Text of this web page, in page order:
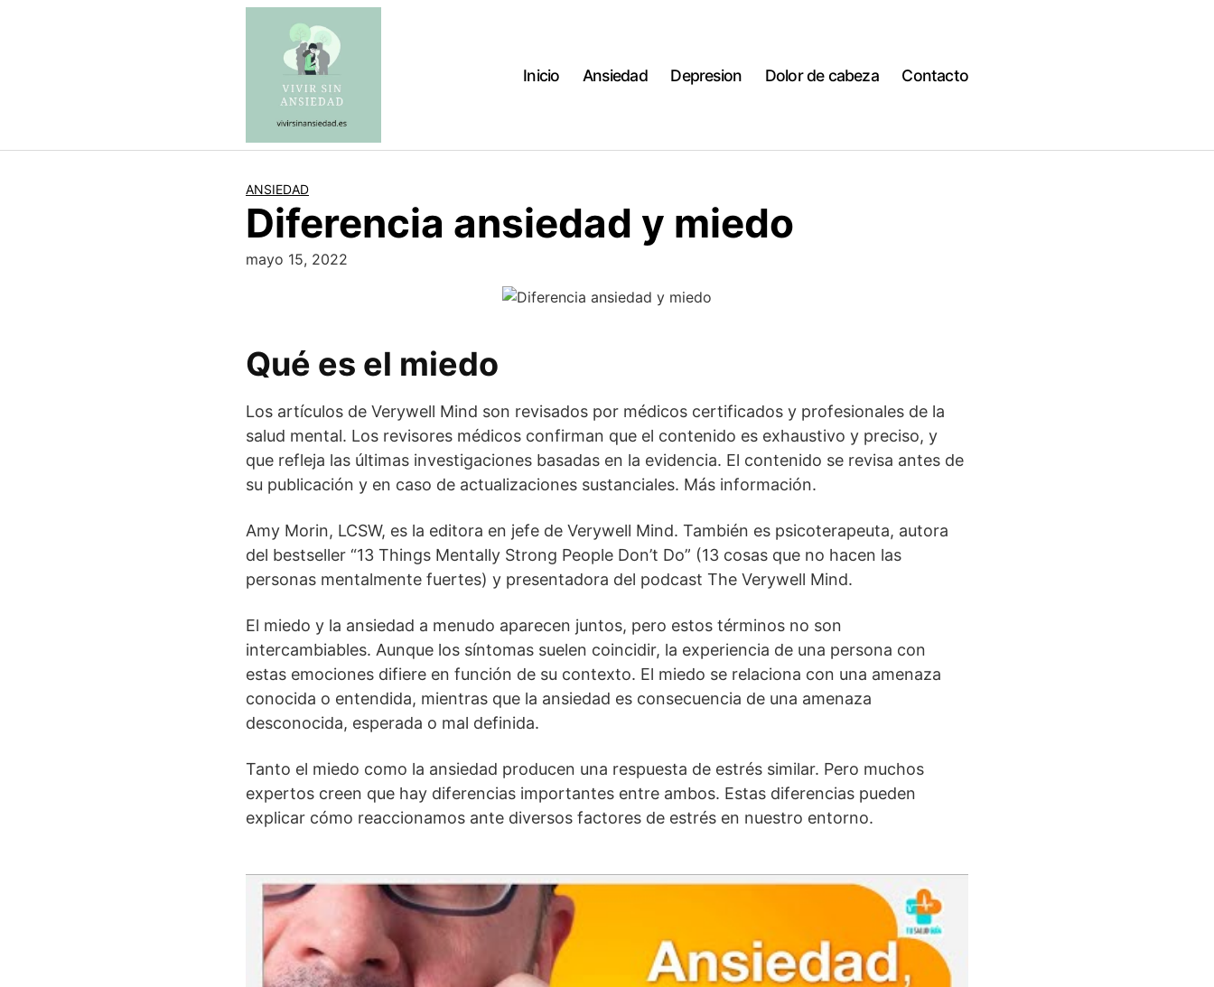
Inicio Ansiedad Depresion Dolor de cabeza Contacto
ANSIEDAD
Diferencia ansiedad y miedo
mayo 15, 2022
Qué es el miedo
Los artículos de Verywell Mind son revisados por médicos certificados y profesionales de la
salud mental. Los revisores médicos confirman que el contenido es exhaustivo y preciso, y
que refleja las últimas investigaciones basadas en la evidencia. El contenido se revisa antes de
su publicación y en caso de actualizaciones sustanciales. Más información.
Amy Morin, LCSW, es la editora en jefe de Verywell Mind. También es psicoterapeuta, autora
del bestseller “13 Things Mentally Strong People Don’t Do” (13 cosas que no hacen las
personas mentalmente fuertes) y presentadora del podcast The Verywell Mind.
El miedo y la ansiedad a menudo aparecen juntos, pero estos términos no son
intercambiables. Aunque los síntomas suelen coincidir, la experiencia de una persona con
estas emociones difiere en función de su contexto. El miedo se relaciona con una amenaza
conocida o entendida, mientras que la ansiedad es consecuencia de una amenaza
desconocida, esperada o mal definida.
Tanto el miedo como la ansiedad producen una respuesta de estrés similar. Pero muchos
expertos creen que hay diferencias importantes entre ambos. Estas diferencias pueden
explicar cómo reaccionamos ante diversos factores de estrés en nuestro entorno.